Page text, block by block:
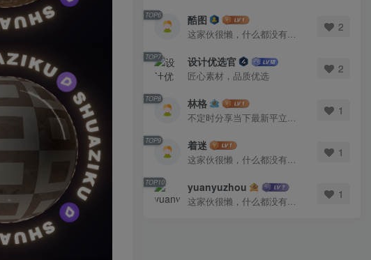
TOP6 酷图
这家伙很懒，什么都没有写...
2
TOP7 设计优选官
匠心素材，品质优选
2
TOP8 林格
不定时分享当下最新平立面图库
1
TOP9 着迷
这家伙很懒，什么都没有写...
1
TOP10 yuanyuzhou
这家伙很懒，什么都没有写...
1